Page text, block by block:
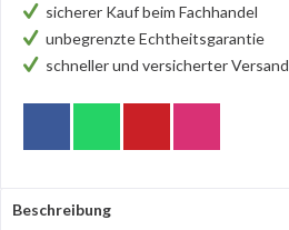
sicherer Kauf beim Fachhandel
unbegrenzte Echtheitsgarantie
schneller und versicherter Versand
Beschreibung